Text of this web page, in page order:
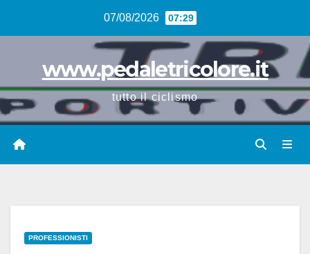
07/08/2026 07:29
www.pedaletricolore.it
tutto il ciclismo
PROFESSIONISTI